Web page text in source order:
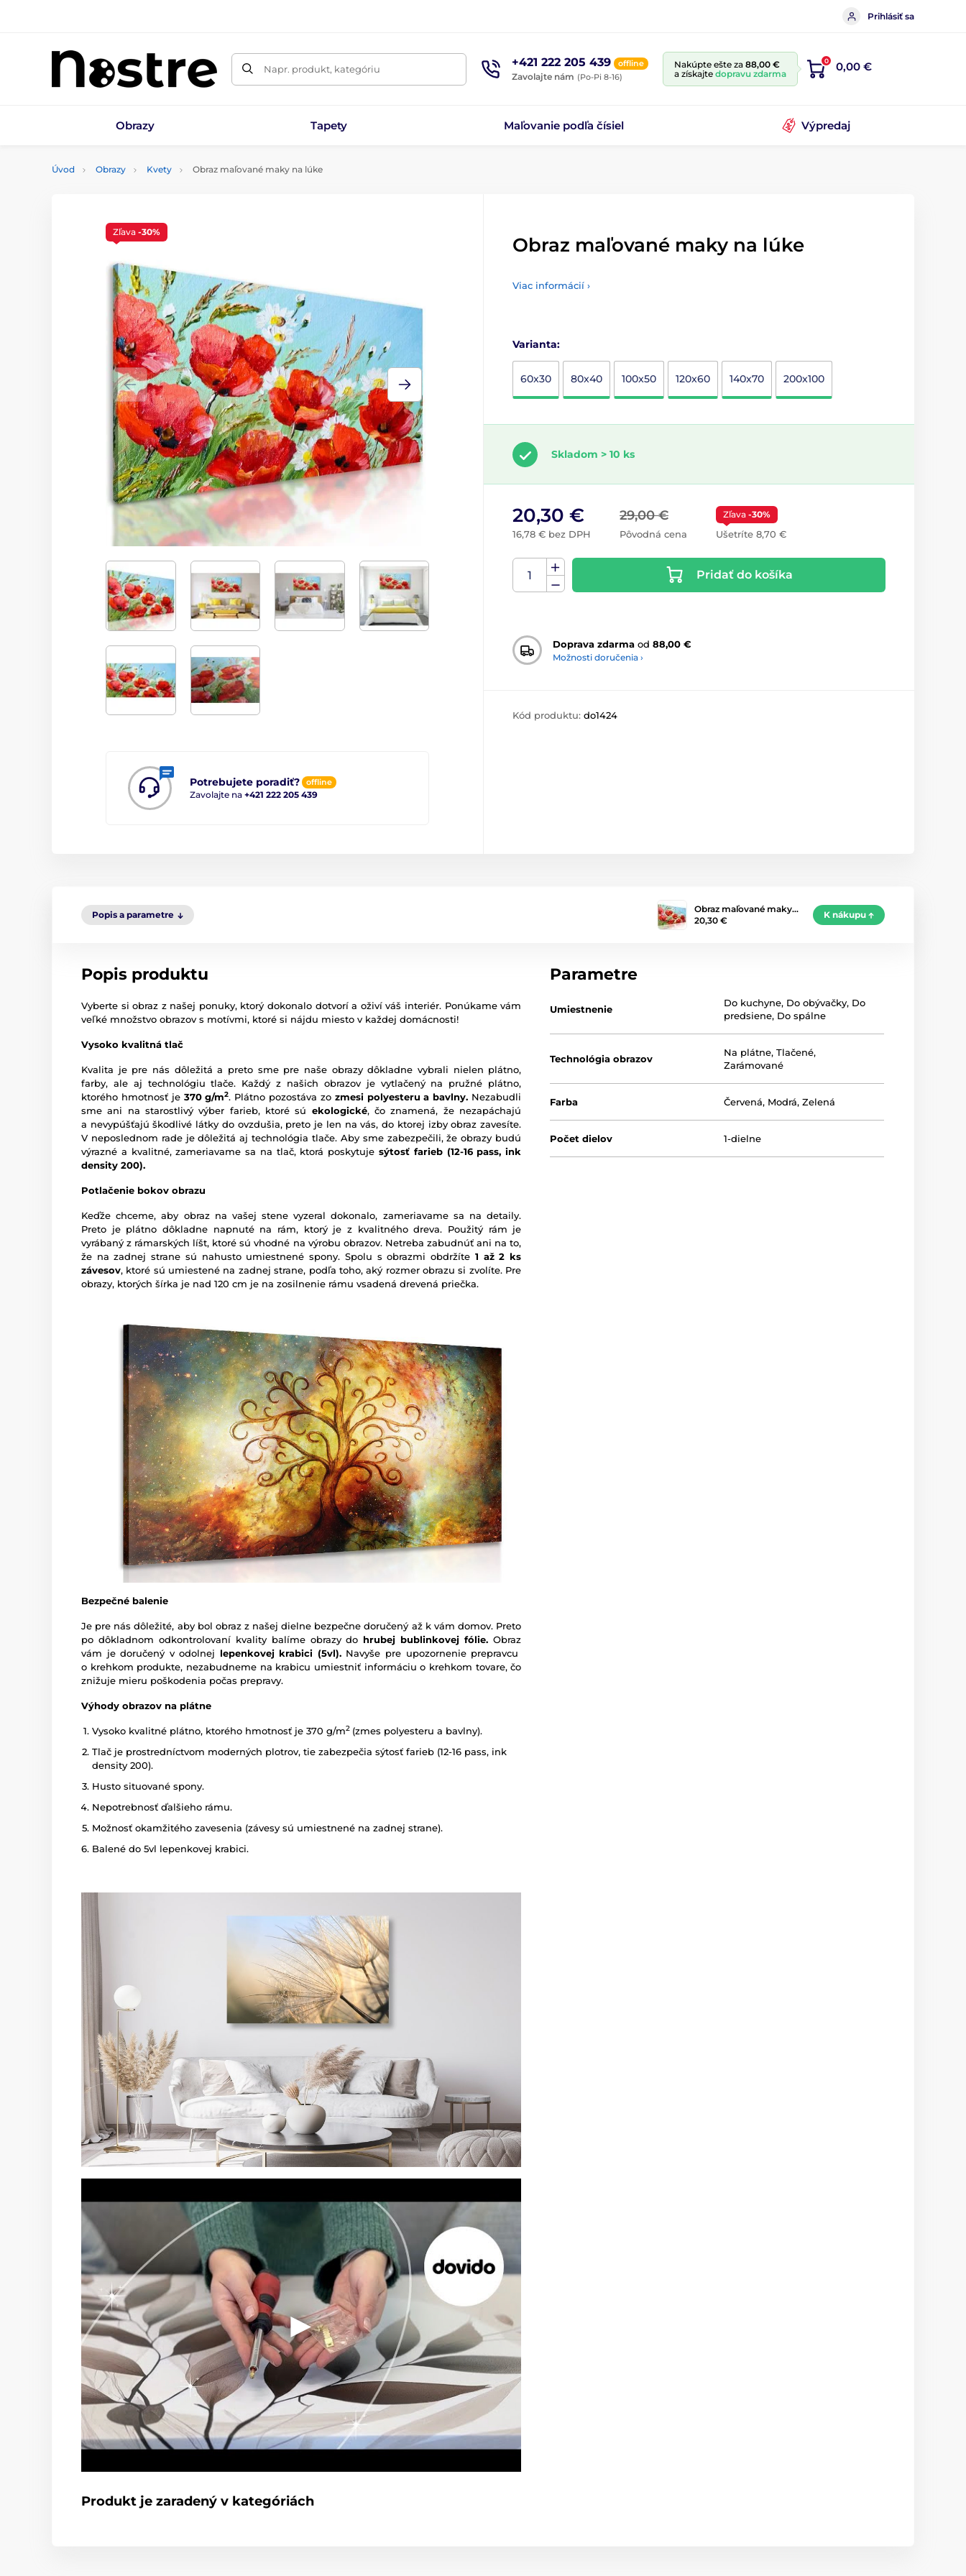
Prihlásiť sa
Napr. produkt, kategóriu +421 222 205 439 offline
Zavolajte nám (Po-Pi 8-16)
Nakúpte ešte za 88,00 €
a získajte dopravu zdarma
0 0,00 €
Obrazy Tapety Maľovanie podľa čísiel Výpredaj
Úvod Obrazy Kvety Obraz maľované maky na lúke
Potrebujete poradiť? offline
Zavolajte na +421 222 205 439
Zľava -30%
Obraz maľované maky na lúke
Viac informácií ›
Varianta:
60x30 80x40 100x50 120x60 140x70 200x100
Skladom > 10 ks
29,00 €
Pôvodná cena
20,30 €
16,78 € bez DPH
Zľava -30%
Ušetríte 8,70 €
Pridať do košíka
Doprava zdarma od 88,00 €
Možnosti doručenia ›
Kód produktu: do1424
Popis a parametre
Obraz maľované maky…
20,30 €
K nákupu
Popis produktu
Vyberte si obraz z našej ponuky, ktorý dokonalo dotvorí a oživí váš interiér. Ponúkame vám
veľké množstvo obrazov s motívmi, ktoré si nájdu miesto v každej domácnosti!
Vysoko kvalitná tlač
Kvalita je pre nás dôležitá a preto sme pre naše obrazy dôkladne vybrali nielen plátno,
farby, ale aj technológiu tlače. Každý z našich obrazov je vytlačený na pružné plátno,
ktorého hmotnosť je 370 g/m2. Plátno pozostáva zo zmesi polyesteru a bavlny. Nezabudli
sme ani na starostlivý výber farieb, ktoré sú ekologické, čo znamená, že nezapáchajú
a nevypúšťajú škodlivé látky do ovzdušia, preto je len na vás, do ktorej izby obraz zavesíte.
V neposlednom rade je dôležitá aj technológia tlače. Aby sme zabezpečili, že obrazy budú
výrazné a kvalitné, zameriavame sa na tlač, ktorá poskytujesýtosť farieb (12-16 pass, ink
density 200).
Potlačenie bokov obrazu
Keďže chceme, aby obraz na vašej stene vyzeral dokonalo, zameriavame sa na detaily.
Preto je plátno dôkladne napnuté na rám, ktorý je z kvalitného dreva. Použitý rám je
vyrábaný z rámarských líšt, ktoré sú vhodné na výrobu obrazov. Netreba zabudnúť ani na to,
že na zadnej strane sú nahusto umiestnené spony. Spolu s obrazmi obdržíte 1 až 2 ks
závesov, ktoré sú umiestené na zadnej strane, podľa toho, aký rozmer obrazu si zvolíte. Pre
obrazy, ktorých šírka je nad 120 cm je na zosilnenie rámu vsadená drevená priečka.
Bezpečné balenie
Je pre nás dôležité, aby bol obraz z našej dielne bezpečne doručený až k vám domov. Preto
po dôkladnom odkontrolovaní kvality balíme obrazy do hrubej bublinkovej fólie. Obraz
vám je doručený v odolnej lepenkovej krabici (5vl).Navyše pre upozornenie prepravcu
o krehkom produkte, nezabudneme na krabicu umiestniť informáciu o krehkom tovare, čo
znižuje mieru poškodenia počas prepravy.
Výhody obrazov na plátne
Vysoko kvalitné plátno, ktorého hmotnosť je 370 g/m2 (zmes polyesteru a bavlny).
Tlač je prostredníctvom moderných plotrov, tie zabezpečia sýtosť farieb (12-16 pass, ink
density 200).
Husto situované spony.
Nepotrebnosť ďalšieho rámu.
Možnosť okamžitého zavesenia (závesy sú umiestnené na zadnej strane).
Balené do 5vl lepenkovej krabici.
Produkt je zaradený v kategóriách
Parametre
Umiestnenie
Do kuchyne, Do obývačky, Do
predsiene, Do spálne
Technológia obrazov
Na plátne,Tlačené,
Zarámované
Farba Červená, Modrá,Zelená
Počet dielov 1-dielne